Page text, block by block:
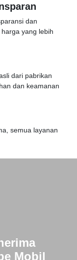
dan
yang lebih
dari pabrikan
dan keamanan
semua layanan
Mobil